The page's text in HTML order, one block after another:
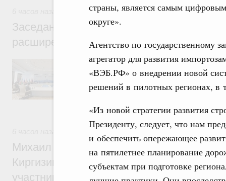
страны, является самым
округе».
Агентство по государственному
агрегатор для развития
«ВЭБ.РФ» о внедрении новой
решений в пилотных регионах,
«Из новой стратегии развития
Президенту, следует, что нам
и обеспечить опережающее
на пятилетнее планирование
субъектам при подготовке
Евразийский экономический союз.
Заседание Евразийского
расширенном составе
В повестке заседания актуальные задачи
числе совершенствование кооперации в
регулирования и администрирования,
обеспечение продовольственной
рынка.
Евразийский экономический союз.
Михаил Мишустин принял участие во
Киргизии Садыра Жапарова с главами
участников заседания Евразийского